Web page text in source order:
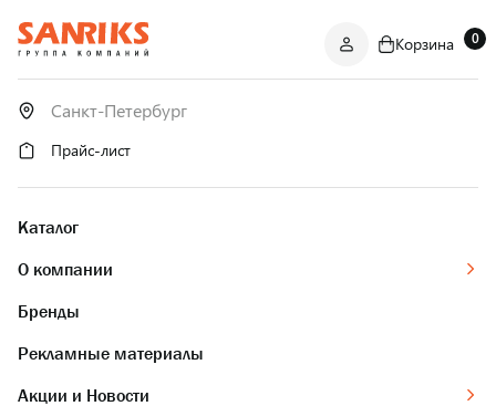
ОПТОМ
И В РОЗНИЦУ
Корзина 0
Прайс-лист
Каталог
О компании
Бренды
Рекламные материалы
Акции и Новости